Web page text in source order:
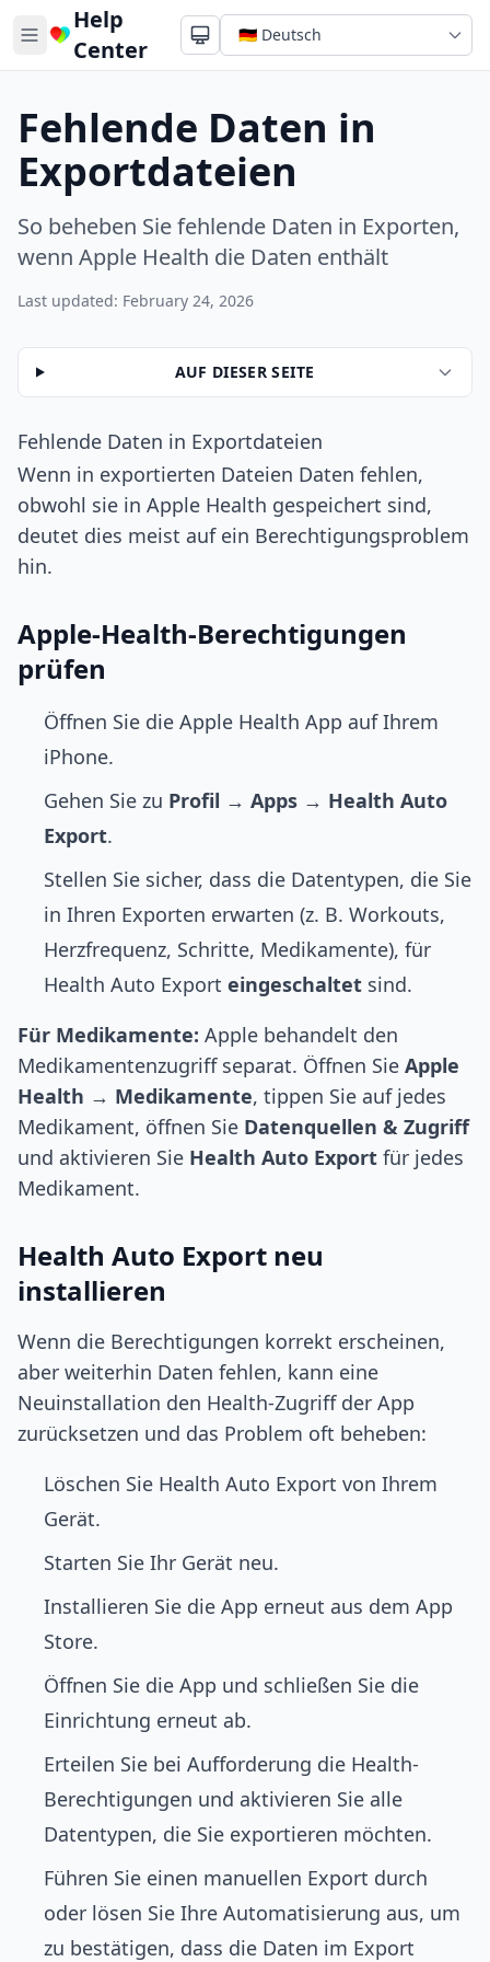
Help
Center
Fehlende Daten in
Exportdateien
So beheben Sie fehlende Daten in Exporten,
wenn Apple Health die Daten enthält
Last updated: February 24, 2026
AUF DIESER SEITE
Fehlende Daten in Exportdateien
Wenn in exportierten Dateien Daten fehlen,
obwohl sie in Apple Health gespeichert sind,
deutet dies meist auf ein Berechtigungsproblem
hin.
Apple-Health-Berechtigungen
prüfen
Öffnen Sie die Apple Health App auf Ihrem
iPhone.
Gehen Sie zu Profil → Apps → Health Auto
Export.
Stellen Sie sicher, dass die Datentypen, die Sie
in Ihren Exporten erwarten (z. B. Workouts,
Herzfrequenz, Schritte, Medikamente), für
Health Auto Export eingeschaltet sind.
Für Medikamente: Apple behandelt den
Medikamentenzugriff separat. Öffnen Sie Apple
Health → Medikamente, tippen Sie auf jedes
Medikament, öffnen Sie Datenquellen & Zugriff
und aktivieren Sie Health Auto Export für jedes
Medikament.
Health Auto Export neu
installieren
Wenn die Berechtigungen korrekt erscheinen,
aber weiterhin Daten fehlen, kann eine
Neuinstallation den Health-Zugriff der App
zurücksetzen und das Problem oft beheben:
Löschen Sie Health Auto Export von Ihrem
Gerät.
Starten Sie Ihr Gerät neu.
Installieren Sie die App erneut aus dem App
Store.
Öffnen Sie die App und schließen Sie die
Einrichtung erneut ab.
Erteilen Sie bei Aufforderung die Health-
Berechtigungen und aktivieren Sie alle
Datentypen, die Sie exportieren möchten.
Führen Sie einen manuellen Export durch
oder lösen Sie Ihre Automatisierung aus, um
zu bestätigen, dass die Daten im Export